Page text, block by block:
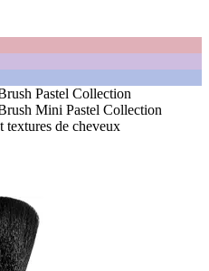
Pastel Collection
Mini Pastel Collection
textures de cheveux